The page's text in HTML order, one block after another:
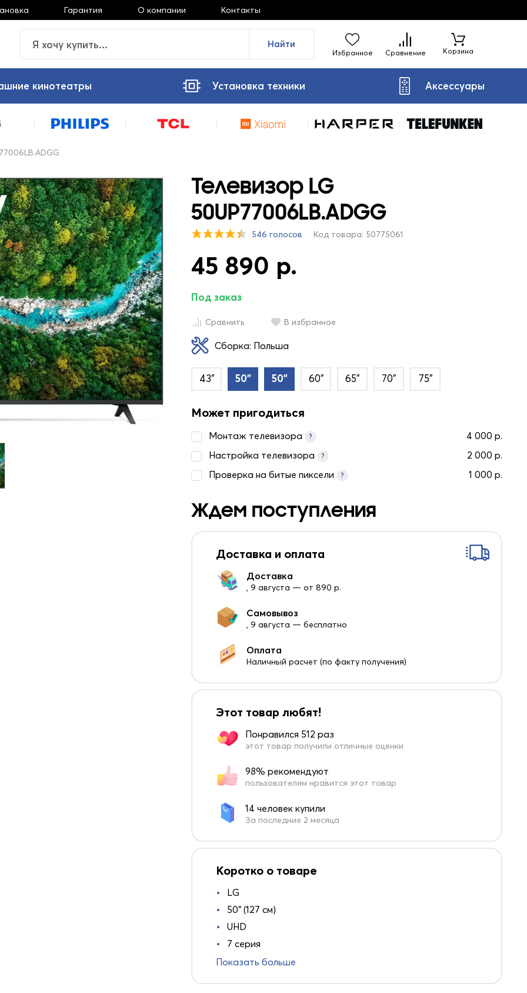
Гарантия О компании Контакты
Найти
Избранное Сравнение Корзина
кинотеатры Установка техники Аксессуары
Телевизор LG
50UP77006LB.ADGG
546 голосов Код товара: 50775061
45 890 р.
Под заказ
Сравнить В избранное
Сборка: Польша
43" 50" 50" 60" 65" 70" 75"
Может пригодиться
Монтаж телевизора ?
4 000 р.
Настройка телевизора
?
2 000 р.
Проверка на битые пиксели
? 1 000 р.
Ждем поступления
Доставка и оплата
Доставка
, 9 августа — от 890 р.
Самовывоз
, 9 августа — бесплатно
Оплата
Наличный расчет (по факту получения)
Этот товар любят!
Понравился 512 раз
этот товар получили отличные оценки
98% рекомендуют
пользователям нравится этот товар
14 человек купили
За последние 2 месяца
Коротко о товаре
LG
50" (127 см)
UHD
7 серия
Показать больше